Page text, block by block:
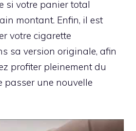
si votre panier total
montant. Enfin, il est
votre cigarette
sa version originale, afin
profiter pleinement du
passer une nouvelle